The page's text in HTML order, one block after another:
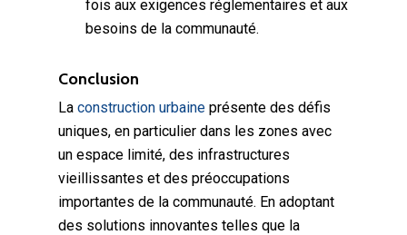
fois aux exigences réglementaires et aux
besoins de la communauté.
Conclusion
La construction urbaine présente des défis
uniques, en particulier dans les zones avec
un espace limité, des infrastructures
vieillissantes et des préoccupations
importantes de la communauté. En adoptant
des solutions innovantes telles que la